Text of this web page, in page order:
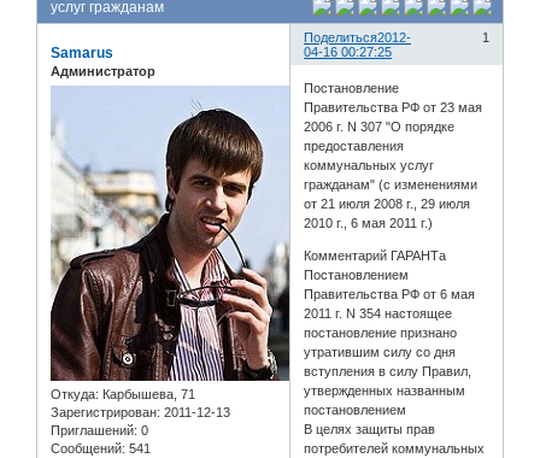
услуг гражданам
Поделиться 1
2012-
04-16 00:27:25
Samarus
Администратор
Откуда: Карбышева, 71
Зарегистрирован: 2011-12-13
Приглашений: 0
Сообщений: 541
Постановление
Правительства РФ от 23 мая
2006 г. N 307 "О порядке
предоставления
коммунальных услуг
гражданам" (с изменениями
от 21 июля 2008 г., 29 июля
2010 г., 6 мая 2011 г.)
Комментарий ГАРАНТа
Постановлением
Правительства РФ от 6 мая
2011 г. N 354 настоящее
постановление признано
утратившим силу со дня
вступления в силу Правил,
утвержденных названным
постановлением
В целях защиты прав
потребителей коммунальных